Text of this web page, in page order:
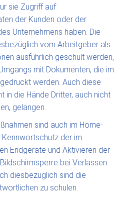
sie Zugriff auf
der Kunden oder der
Unternehmens haben. Die
vom Arbeitgeber als
ausführlich geschult werden,
mit Dokumenten, die im
werden. Auch diese
in die Hände Dritter, auch nicht
gelangen.
sind auch im Home-
der im
Endgeräte und Aktivieren der
bei Verlassen
diesbezüglich sind die
zu schulen.